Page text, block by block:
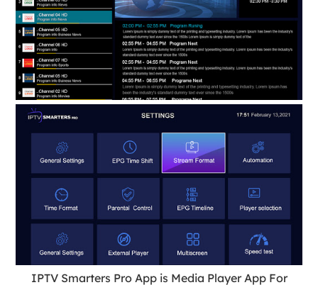
IPTV Smarters Pro App is Media Player App For